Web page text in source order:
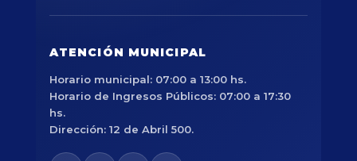
ATENCIÓN MUNICIPAL
Horario municipal: 07:00 a 13:00 hs.
Horario de Ingresos Públicos: 07:00 a 17:30
hs.
Dirección: 12 de Abril 500.